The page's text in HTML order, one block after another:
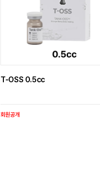
T-OSS 0.5cc
회원공개